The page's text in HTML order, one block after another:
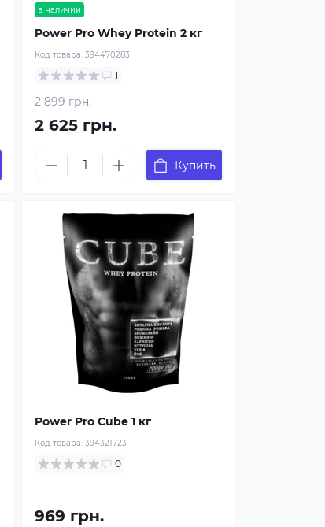
в наличии
Power Pro Whey Protein 2 кг
Код товара:394470283
1
2 899 грн.
2 625 грн.
Купить
Power Pro Cube 1 кг
Код товара:394321723
0
969 грн.